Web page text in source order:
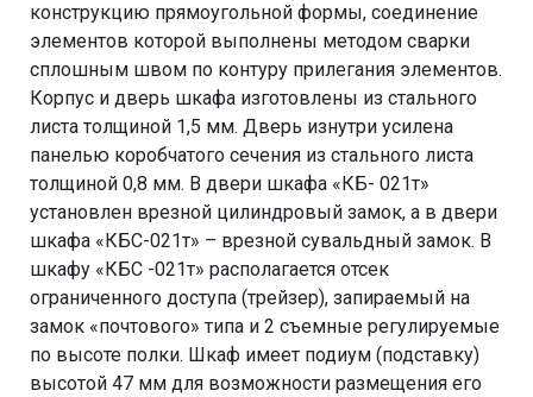
конструкцию прямоугольной формы, соединение
элементов которой выполнены методом сварки
сплошным швом по контуру прилегания элементов.
Корпус и дверь шкафа изготовлены из стального
листа толщиной 1,5 мм. Дверь изнутри усилена
панелью коробчатого сечения из стального листа
толщиной 0,8 мм. В двери шкафа «КБ- 021т»
установлен врезной цилиндровый замок, а в двери
шкафа «КБС-021т» – врезной сувальдный замок. В
шкафу «КБС -021т» располагается отсек
ограниченного доступа (трейзер), запираемый на
замок «почтового» типа и 2 съемные регулируемые
по высоте полки. Шкаф имеет подиум (подставку)
высотой 47 мм для возможности размещения его